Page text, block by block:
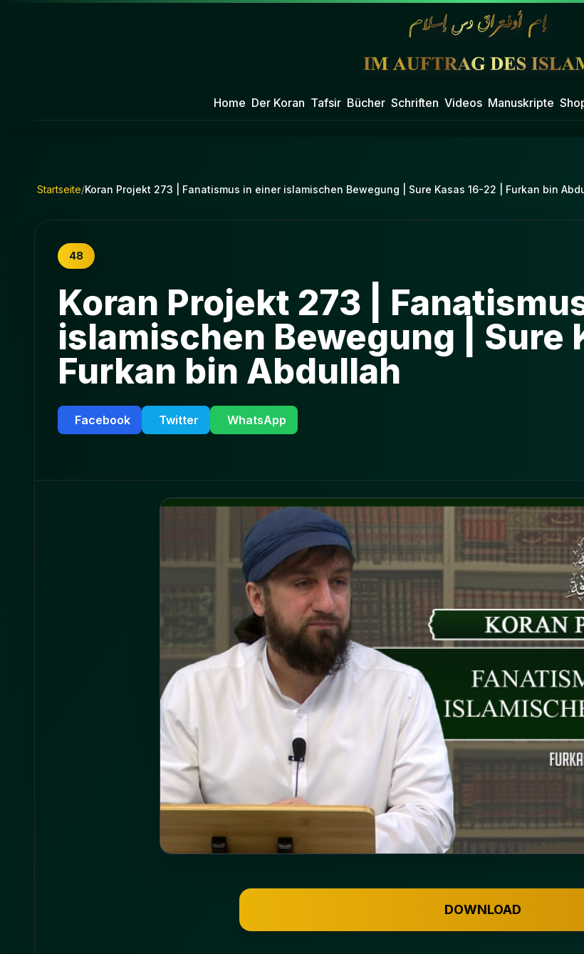
Home Der Koran Tafsir Bücher Schriften Videos Manuskripte
Startseite/Koran Projekt 273 | Fanatismus in einer islamischen Bewegung | Sure Kasas 16-22 | Furkan bin
48
Koran Projekt 273 |
islamischen Bewegung | Sure
Furkan bin Abdullah
Facebook Twitter WhatsApp
DOWNLOAD